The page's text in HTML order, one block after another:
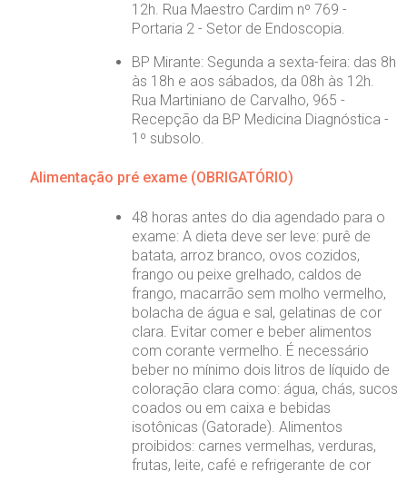
12h. Rua Maestro Cardim nº 769 -
Portaria 2 - Setor de Endoscopia.
BP Mirante: Segunda a sexta-feira: das 8h
às 18h e aos sábados, da 08h às 12h.
Rua Martiniano de Carvalho, 965 -
Recepção da BP Medicina Diagnóstica -
1º subsolo.
Alimentação pré exame (OBRIGATÓRIO)
48 horas antes do dia agendado para o
exame: A dieta deve ser leve: purê de
batata, arroz branco, ovos cozidos,
frango ou peixe grelhado, caldos de
frango, macarrão sem molho vermelho,
bolacha de água e sal, gelatinas de cor
clara. Evitar comer e beber alimentos
com corante vermelho. É necessário
beber no mínimo dois litros de líquido de
coloração clara como: água, chás, sucos
coados ou em caixa e bebidas
isotônicas (Gatorade). Alimentos
proibidos: carnes vermelhas, verduras,
frutas, leite, café e refrigerante de cor